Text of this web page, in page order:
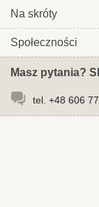
Na skróty
Społeczności
Masz pytania?
tel. +48 606